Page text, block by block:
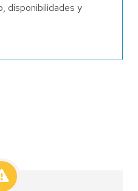
disponibilidades y